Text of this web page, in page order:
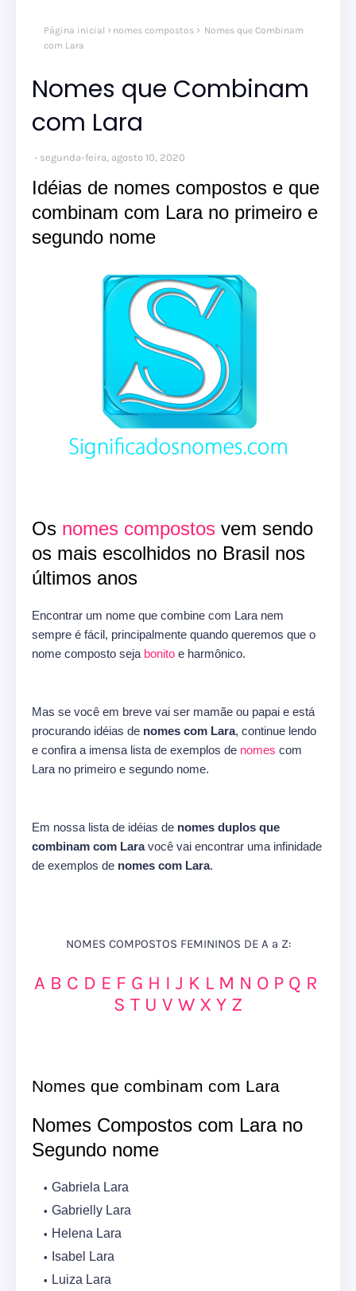
Página inicial nomes compostos
Nomes que Combinam
com Lara
Nomes que Combinam
com Lara
segunda-feira, agosto 10, 2020
Idéias de nomes compostos e que
combinam com Lara no primeiro e
segundo nome
Os nomes compostos vem sendo
os mais escolhidos no Brasil nos
últimos anos
Encontrar um nome que combine com Lara nem
sempre é fácil, principalmente quando queremos que o
nome composto seja bonito e harmônico.
Mas se você em breve vai ser mamãe ou papai e está
procurando idéias de nomes com Lara, continue lendo
e confira a imensa lista de exemplos de nomes com
Lara no primeiro e segundo nome.
Em nossa lista de idéias de nomes duplos que
combinam com Laravocê vai encontrar uma infinidade
de exemplos de nomes com Lara.
NOMES COMPOSTOS FEMININOS DE A a Z:
A B C D E F G H I J K L M N O P Q R
S T U V W X Y Z
Nomes que combinam com Lara
Nomes Compostos com Lara no
Segundo nome
Gabriela Lara
Gabrielly Lara
Helena Lara
Isabel Lara
Luiza Lara